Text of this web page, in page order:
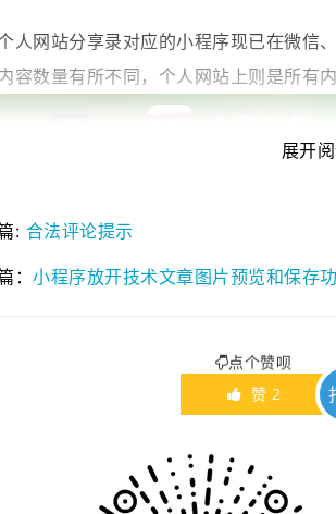
人网站分享录对应的小程序现已在微信
容数量有所不同，个人网站上则是所有
展开
: 合法评论提示
： 小程序放开技术文章图片预览和保存
点个赞呗
赞 2